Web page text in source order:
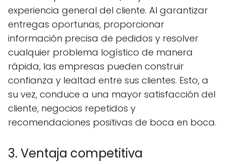
experiencia general del cliente. Al garantizar
entregas oportunas, proporcionar
información precisa de pedidos y resolver
cualquier problema logístico de manera
rápida, las empresas pueden construir
confianza y lealtad entre sus clientes. Esto, a
su vez, conduce a una mayor satisfacción del
cliente, negocios repetidos y
recomendaciones positivas de boca en boca.
3. Ventaja competitiva